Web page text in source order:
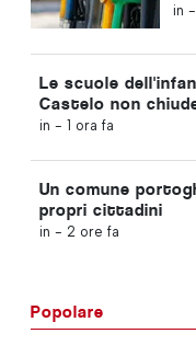
in -
Le scuole
Castelo non
in - 1 ora fa
Un comune
propri cittadini
in - 2 ore fa
Popolare